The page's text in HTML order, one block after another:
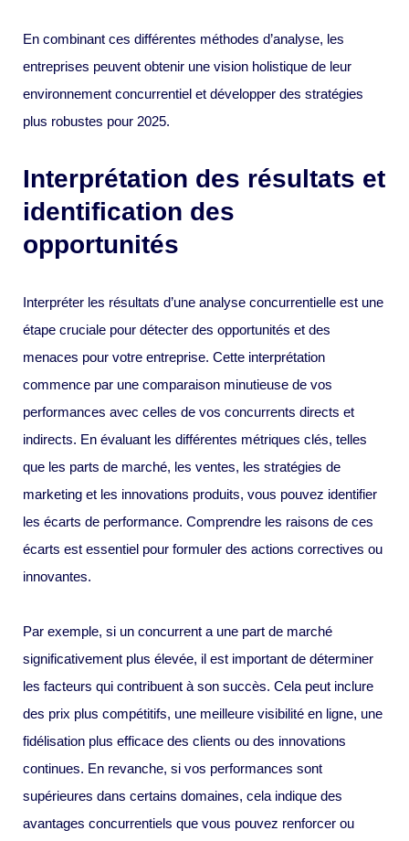
En combinant ces différentes méthodes d’analyse, les
entreprises peuvent obtenir une vision holistique de leur
environnement concurrentiel et développer des stratégies
plus robustes pour 2025.
Interprétation des résultats et
identification des
opportunités
Interpréter les résultats d’une analyse concurrentielle est une
étape cruciale pour détecter des opportunités et des
menaces pour votre entreprise. Cette interprétation
commence par une comparaison minutieuse de vos
performances avec celles de vos concurrents directs et
indirects. En évaluant les différentes métriques clés, telles
que les parts de marché, les ventes, les stratégies de
marketing et les innovations produits, vous pouvez identifier
les écarts de performance. Comprendre les raisons de ces
écarts est essentiel pour formuler des actions correctives ou
innovantes.
Par exemple, si un concurrent a une part de marché
significativement plus élevée, il est important de déterminer
les facteurs qui contribuent à son succès. Cela peut inclure
des prix plus compétitifs, une meilleure visibilité en ligne, une
fidélisation plus efficace des clients ou des innovations
continues. En revanche, si vos performances sont
supérieures dans certains domaines, cela indique des
avantages concurrentiels que vous pouvez renforcer ou